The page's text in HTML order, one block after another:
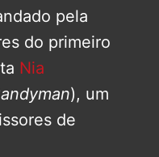
pela
do primeiro
Nia
), um
de